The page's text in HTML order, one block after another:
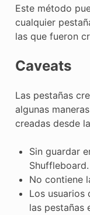
Este método
cualquier
las que fueron
Caveats
Las pestañas
algunas
creadas desde
Sin guardar
Shuffleboard.
No contiene
Los usuarios
las pestañas